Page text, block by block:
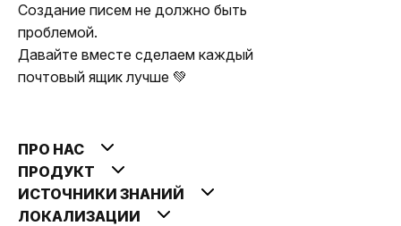
Создание писем не должно быть
проблемой.
Давайте вместе сделаем каждый
почтовый ящик лучше 💚
ПРО НАС
ПРОДУКТ
ИСТОЧНИКИ ЗНАНИЙ
ЛОКАЛИЗАЦИИ